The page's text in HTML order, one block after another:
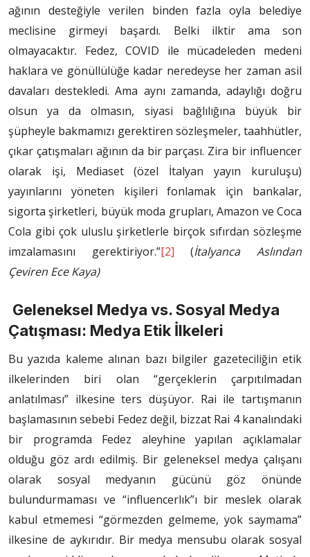
ağının desteğiyle verilen binden fazla oyla belediye
meclisine girmeyi başardı. Belki ilktir ama son
olmayacaktır. Fedez, COVID ile mücadeleden medeni
haklara ve gönüllülüğe kadar neredeyse her zaman asil
davaları destekledi. Ama aynı zamanda, adaylığı doğru
olsun ya da olmasın, siyasi bağlılığına büyük bir
şüpheyle bakmamızı gerektiren sözleşmeler, taahhütler,
çıkar çatışmaları ağının da bir parçası. Zira bir influencer
olarak işi, Mediaset (özel İtalyan yayın kuruluşu)
yayınlarını yöneten kişileri fonlamak için bankalar,
sigorta şirketleri, büyük moda grupları, Amazon ve Coca
Cola gibi çok uluslu şirketlerle birçok sıfırdan sözleşme
imzalamasını gerektiriyor.”[2] (İtalyanca Aslından
Çeviren Ece Kaya)
Geleneksel Medya vs. Sosyal Medya
Çatışması: Medya Etik İlkeleri
Bu yazıda kaleme alınan bazı bilgiler gazeteciliğin etik
ilkelerinden biri olan “gerçeklerin çarpıtılmadan
anlatılması” ilkesine ters düşüyor. Rai ile tartışmanın
başlamasının sebebi Fedez değil, bizzat Rai 4 kanalındaki
bir programda Fedez aleyhine yapılan açıklamalar
olduğu göz ardı edilmiş. Bir geleneksel medya çalışanı
olarak sosyal medyanın gücünü göz önünde
bulundurmaması ve “influencerlık”ı bir meslek olarak
kabul etmemesi “görmezden gelmeme, yok saymama”
ilkesine de aykırıdır. Bir medya mensubu olarak sosyal